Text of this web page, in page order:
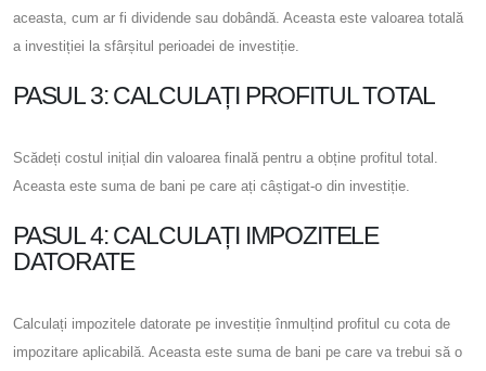
aceasta, cum ar fi dividende sau dobândă. Aceasta este valoarea totală
a investiției la sfârșitul perioadei de investiție.
PASUL 3: CALCULAȚI PROFITUL TOTAL
Scădeți costul inițial din valoarea finală pentru a obține profitul total.
Aceasta este suma de bani pe care ați câștigat-o din investiție.
PASUL 4: CALCULAȚI IMPOZITELE
DATORATE
Calculați impozitele datorate pe investiție înmulțind profitul cu cota de
impozitare aplicabilă. Aceasta este suma de bani pe care va trebui să o